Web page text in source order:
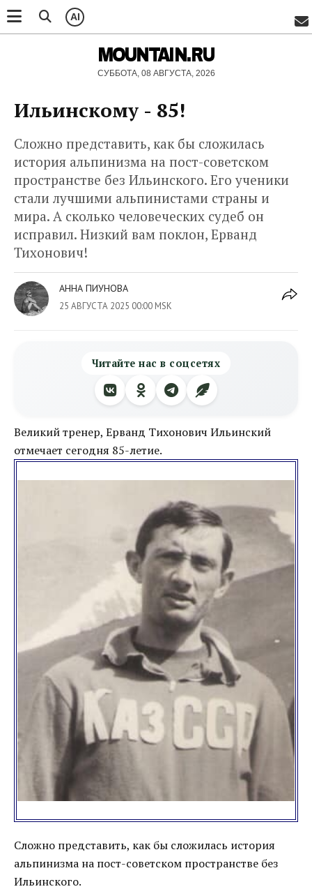
AI
MOUNTAIN.RU
СУББОТА, 08 АВГУСТА, 2026
Ильинскому - 85!
Сложно представить, как бы сложилась
история альпинизма на пост-советском
пространстве без Ильинского. Его ученики
стали лучшими альпинистами страны и
мира. А сколько человеческих судеб он
исправил. Низкий вам поклон, Ерванд
Тихонович!
АННА ПИУНОВА
25 АВГУСТА 2025 00:00 MSK
Читайте нас в соцсетях
Великий тренер, Ерванд Тихонович Ильинский
отмечает сегодня 85-летие.
Сложно представить, как бы сложилась история
альпинизма на пост-советском пространстве без
Ильинского.